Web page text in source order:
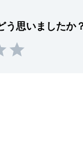
う思いましたか